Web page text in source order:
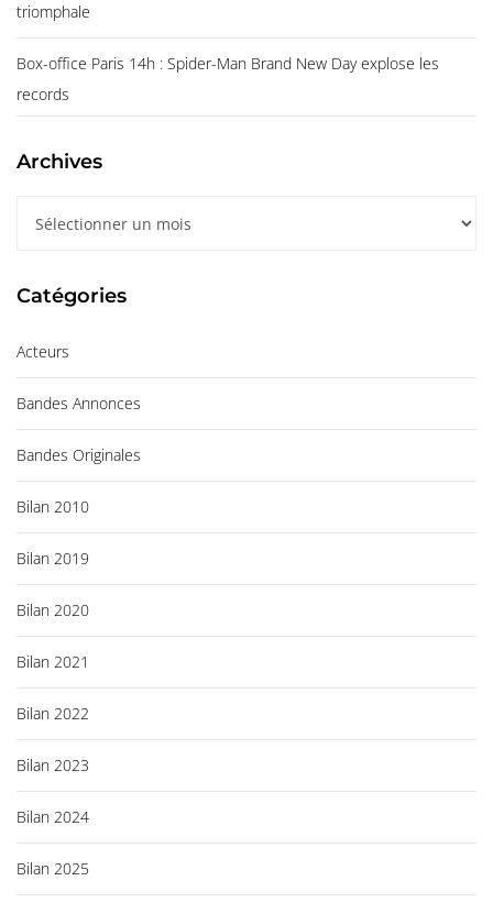
triomphale
Box-office Paris 14h : Spider-Man Brand New Day explose les
records
Archives
h
v
e
s
Catégories
Acteurs
Bandes Annonces
Bandes Originales
Bilan 2010
Bilan 2019
Bilan 2020
Bilan 2021
Bilan 2022
Bilan 2023
Bilan 2024
Bilan 2025